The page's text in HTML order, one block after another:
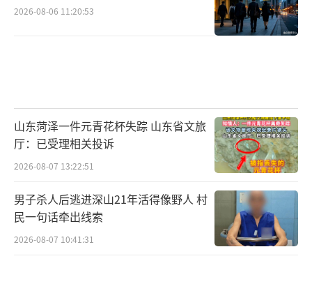
2026-08-06 11:20:53
山东菏泽一件元青花杯失踪 山东省文旅
厅：已受理相关投诉
2026-08-07 13:22:51
男子杀人后逃进深山21年活得像野人 村
民一句话牵出线索
2026-08-07 10:41:31